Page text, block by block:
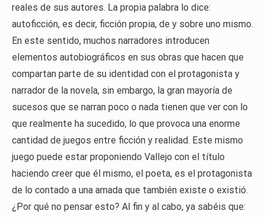
reales de sus autores. La propia palabra lo dice:
autoficción, es decir, ficción propia, de y sobre uno mismo.
En este sentido, muchos narradores introducen
elementos autobiográficos en sus obras que hacen que
compartan parte de su identidad con el protagonista y
narrador de la novela, sin embargo, la gran mayoría de
sucesos que se narran poco o nada tienen que ver con lo
que realmente ha sucedido, lo que provoca una enorme
cantidad de juegos entre ficción y realidad. Este mismo
juego puede estar proponiendo Vallejo con el título
haciendo creer que él mismo, el poeta, es el protagonista
de lo contado a una amada que también existe o existió.
¿Por qué no pensar esto? Al fin y al cabo, ya sabéis que: